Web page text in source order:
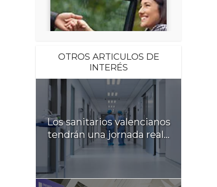
OTROS ARTICULOS DE
INTERÉS
Los sanitarios valencianos
tendrán una jornada real...